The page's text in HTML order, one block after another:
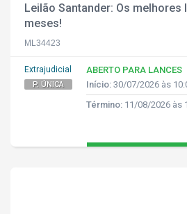
Leilão Santander: Os melhores
meses!
ML34423
Extrajudicial
P. ÚNICA
ABERTO PARA LANCES
Início: 30/07/2026 às
Término: 11/08/2026 às